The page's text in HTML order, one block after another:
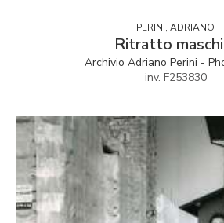
PERINI, ADRIANO
Ritratto
Archivio Adriano Perini -
inv. F253830